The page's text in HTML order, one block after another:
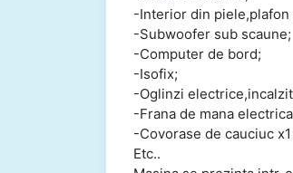
-Interior din piele,plafon
-Subwoofer sub scaune;
-Computer de bord;
-Isofix;
-Oglinzi
-Frana de mana
-Covorase de cauciuc
Etc..